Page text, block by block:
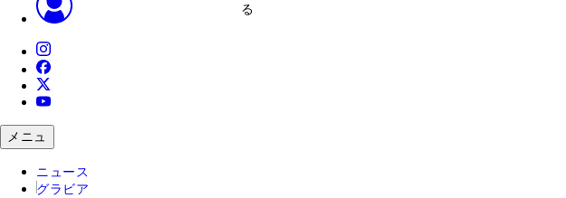
る
メニュ
ニュース
グラビア